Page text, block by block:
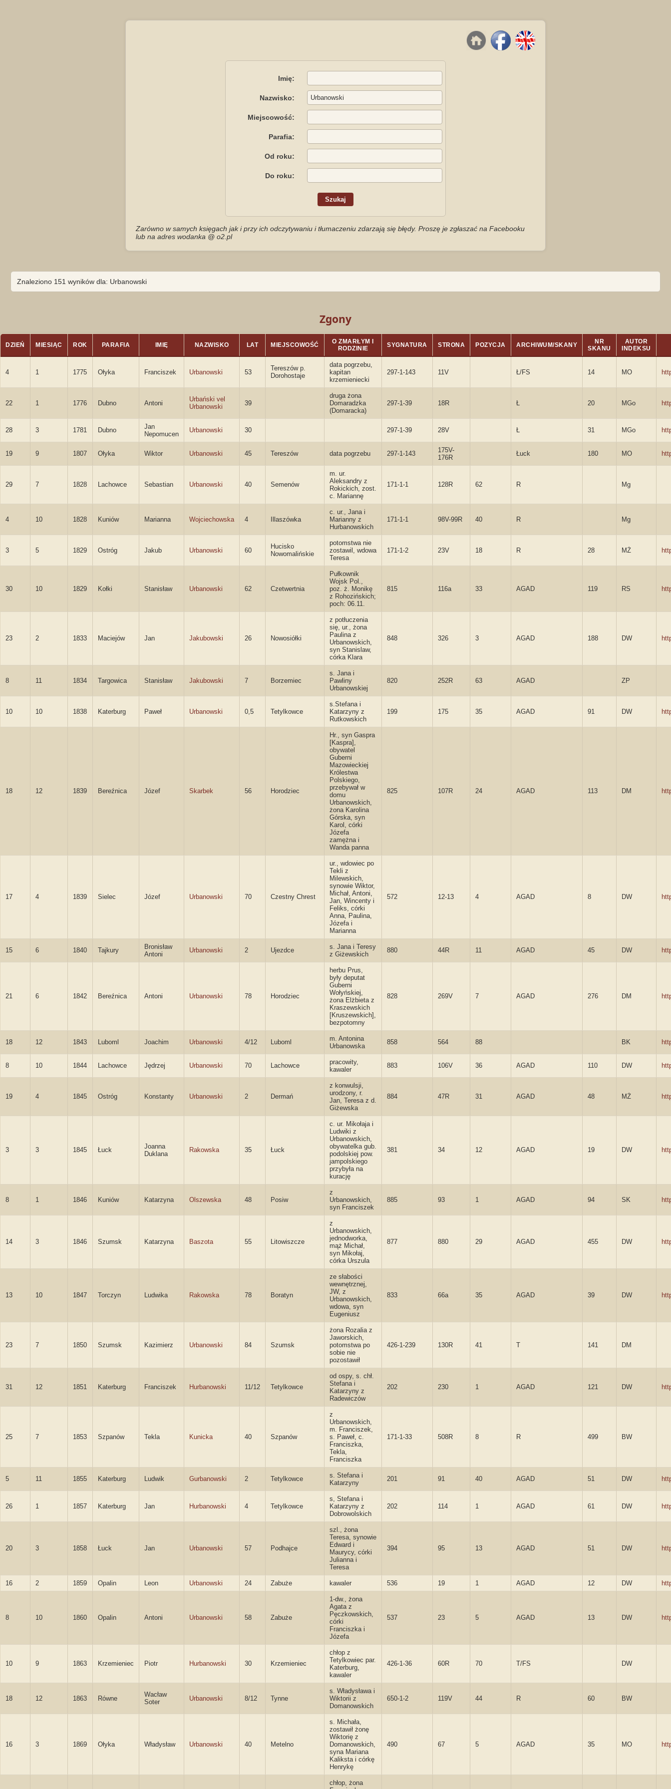
Imię:
Nazwisko:
Miejscowość:
Parafia:
Od roku:
Do roku:
Zarówno w samych księgach jak i przy ich odczytywaniu i tłumaczeniu zdarzają się błędy. Proszę je zgłaszać na Facebooku
lub na adres wodanka @ o2.pl
Znaleziono 151 wyników dla: Urbanowski
Zgony
DZIEŃ MIESIĄC ROK PARAFIA IMIĘ NAZWISKO LAT MIEJSCOWOŚĆ
O ZMARŁYM I
RODZINIE
SYGNATURA STRONA POZYCJA ARCHIWUM/SKANY
NR
SKANU
AUTOR
INDEKSU
4 1 1775 Ołyka Franciszek Urbanowski 53
Tereszów p.
Dorohostaje
data pogrzebu,
kapitan
krzemieniecki
297-1-143 11V Ł/FS 14 MO
22 1 1776 Dubno Antoni
Urbański vel
Urbanowski
39
druga żona
Domaradzka
(Domaracka)
297-1-39 18R Ł 20 MGo
28 3 1781 Dubno
Jan
Nepomucen
Urbanowski 30 297-1-39 28V Ł 31 MGo
19 9 1807 Ołyka Wiktor Urbanowski 45 Tereszów data pogrzebu 297-1-143
175V-
176R
Łuck 180 MO
29 7 1828 Lachowce Sebastian Urbanowski 40 Semenów
m. ur.
Aleksandry z
Rokickich, zost.
c. Mariannę
171-1-1 128R 62 R Mg
4 10 1828 Kuniów Marianna Wojciechowska 4 Illaszówka
c. ur., Jana i
Marianny z
Hurbanowskich
171-1-1 98V-99R 40 R Mg
3 5 1829 Ostróg Jakub Urbanowski 60
Hucisko
Nowomalińskie
potomstwa nie
zostawil, wdowa
Teresa
171-1-2 23V 18 R 28 MŻ
30 10 1829 Kołki Stanisław Urbanowski 62 Czetwertnia
Pułkownik
Wojsk Pol.,
poz. ż. Monikę
z Rohozińskich;
poch: 06.11.
815 116a 33 AGAD 119 RS
23 2 1833 Maciejów Jan Jakubowski 26 Nowosiółki
z potłuczenia
się, ur., żona
Paulina z
Urbanowskich,
syn Stanislaw,
córka Klara
848 326 3 AGAD 188 DW
8 11 1834 Targowica Stanisław Jakubowski 7 Borzemiec
s. Jana i
Pawliny
Urbanowskiej
820 252R 63 AGAD ZP
10 10 1838 Katerburg Paweł Urbanowski 0,5 Tetylkowce
s.Stefana i
Katarzyny z
Rutkowskich
199 175 35 AGAD 91 DW
18 12 1839 Bereźnica Józef Skarbek 56 Horodziec
Hr., syn Gaspra
[Kaspra],
obywatel
Guberni
Mazowieckiej
Królestwa
Polskiego,
przebywał w
domu
Urbanowskich,
żona Karolina
Górska, syn
Karol, córki
Józefa
zamężna i
Wanda panna
825 107R 24 AGAD 113 DM
17 4 1839 Sielec Józef Urbanowski 70 Czestny Chrest
ur., wdowiec po
Tekli z
Milewskich,
synowie Wiktor,
Michał, Antoni,
Jan, Wincenty i
Feliks, córki
Anna, Paulina,
Józefa i
Marianna
572 12-13 4 AGAD 8 DW
15 6 1840 Tajkury
Bronisław
Antoni
Urbanowski 2 Ujezdce
s. Jana i Teresy
z Giżewskich
880 44R 11 AGAD 45 DW
21 6 1842 Bereźnica Antoni Urbanowski 78 Horodziec
herbu Prus,
były deputat
Guberni
Wołyńskiej,
żona Elżbieta z
Kraszewskich
[Kruszewskich],
bezpotomny
828 269V 7 AGAD 276 DM
18 12 1843 Luboml Joachim Urbanowski 4/12 Luboml
m. Antonina
Urbanowska
858 564 88 BK
8 10 1844 Lachowce Jędrzej Urbanowski 70 Lachowce
pracowity,
kawaler
883 106V 36 AGAD 110 DW
19 4 1845 Ostróg Konstanty Urbanowski 2 Dermań
z konwulsji,
urodzony, r.
Jan, Teresa z d.
Giżewska
884 47R 31 AGAD 48 MŻ
3 3 1845 Łuck
Joanna
Duklana
Rakowska 35 Łuck
c. ur. Mikołaja i
Ludwiki z
Urbanowskich,
obywatelka gub.
podolskiej pow.
jampolskiego
przybyła na
kurację
381 34 12 AGAD 19 DW
8 1 1846 Kuniów Katarzyna Olszewska 48 Posiw
z
Urbanowskich,
syn Franciszek
885 93 1 AGAD 94 SK
14 3 1846 Szumsk Katarzyna Baszota 55 Litowiszcze
z
Urbanowskich,
jednodworka,
mąż Michał,
syn Mikołaj,
córka Urszula
877 880 29 AGAD 455 DW
13 10 1847 Torczyn Ludwika Rakowska 78 Boratyn
ze słabości
wewnętrznej,
JW, z
Urbanowskich,
wdowa, syn
Eugeniusz
833 66a 35 AGAD 39 DW
23 7 1850 Szumsk Kazimierz Urbanowski 84 Szumsk
żona Rozalia z
Jaworskich,
potomstwa po
sobie nie
pozostawił
426-1-239 130R 41 T 141 DM
31 12 1851 Katerburg Franciszek Hurbanowski 11/12 Tetylkowce
od ospy, s. chł.
Stefana i
Katarzyny z
Radewiczów
202 230 1 AGAD 121 DW
25 7 1853 Szpanów Tekla Kunicka 40 Szpanów
z
Urbanowskich,
m. Franciszek,
s. Paweł, c.
Franciszka,
Tekla,
Franciszka
171-1-33 508R 8 R 499 BW
5 11 1855 Katerburg Ludwik Gurbanowski 2 Tetylkowce
s. Stefana i
Katarzyny
201 91 40 AGAD 51 DW
26 1 1857 Katerburg Jan Hurbanowski 4 Tetylkowce
s, Stefana i
Katarzyny z
Dobrowolskich
202 114 1 AGAD 61 DW
20 3 1858 Łuck Jan Urbanowski 57 Podhajce
szl., żona
Teresa, synowie
Edward i
Maurycy, córki
Julianna i
Teresa
394 95 13 AGAD 51 DW
16 2 1859 Opalin Leon Urbanowski 24 Zabuże kawaler 536 19 1 AGAD 12 DW
8 10 1860 Opalin Antoni Urbanowski 58 Zabuże
1-dw., żona
Agata z
Pęczkowskich,
córki
Franciszka i
Józefa
537 23 5 AGAD 13 DW
10 9 1863 Krzemieniec Piotr Hurbanowski 30 Krzemieniec
chłop z
Tetylkowiec par.
Katerburg,
kawaler
426-1-36 60R 70 T/FS DW
18 12 1863 Równe
Wacław
Soter
Urbanowski 8/12 Tynne
s. Władysława i
Wiktorii z
Domanowskich
650-1-2 119V 44 R 60 BW
16 3 1869 Ołyka Władysław Urbanowski 40 Metelno
s. Michała,
zostawił żonę
Wiktorię z
Domanowskich,
syna Mariana
Kaliksta i córkę
Henrykę
490 67 5 AGAD 35 MO
chłop, żona